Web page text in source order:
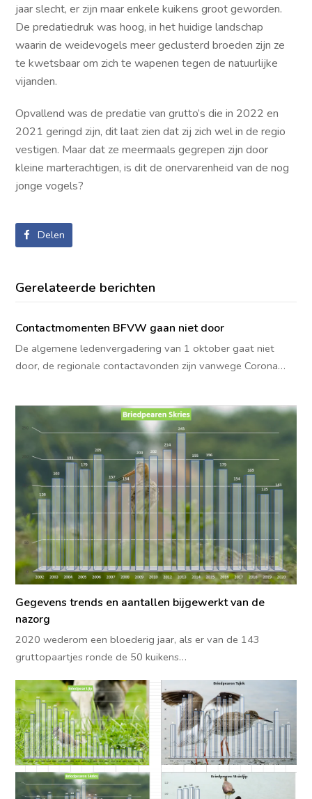
jaar slecht, er zijn maar enkele kuikens groot geworden.
De predatiedruk was hoog, in het huidige landschap
waarin de weidevogels meer geclusterd broeden zijn ze
te kwetsbaar om zich te wapenen tegen de natuurlijke
vijanden.
Opvallend was de predatie van grutto’s die in 2022 en
2021 geringd zijn, dit laat zien dat zij zich wel in de regio
vestigen. Maar dat ze meermaals gegrepen zijn door
kleine marterachtigen, is dit de onervarenheid van de nog
jonge vogels?
Delen
Gerelateerde berichten
Contactmomenten BFVW gaan niet door
De algemene ledenvergadering van 1 oktober gaat niet
door, de regionale contactavonden zijn vanwege Corona…
Gegevens trends en aantallen bijgewerkt van de
nazorg
2020 wederom een bloederig jaar, als er van de 143
gruttopaartjes ronde de 50 kuikens…